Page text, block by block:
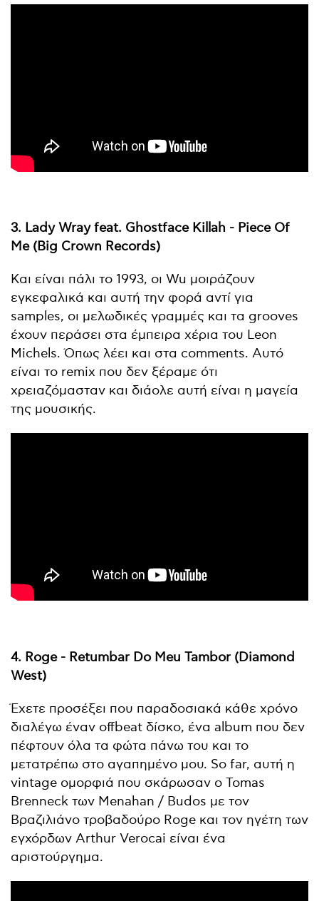
3. Lady Wray feat. Ghostface Killah - Piece Of
Me (Big Crown Records)
Και είναι πάλι το 1993, οι Wu μοιράζουν
εγκεφαλικά και αυτή την φορά αντί για
samples, οι μελωδικές γραμμές και τα grooves
έχουν περάσει στα έμπειρα χέρια του Leon
Michels. Όπως λέει και στα comments. Αυτό
είναι το remix που δεν ξέραμε ότι
χρειαζόμασταν και διάολε αυτή είναι η μαγεία
της μουσικής.
4. Roge - Retumbar Do Meu Tambor (Diamond
West)
Έχετε προσέξει που παραδοσιακά κάθε χρόνο
διαλέγω έναν offbeat δίσκο, ένα album που δεν
πέφτουν όλα τα φώτα πάνω του και το
μετατρέπω στο αγαπημένο μου. So far, αυτή η
vintage ομορφιά που σκάρωσαν ο Tomas
Brenneck των Menahan / Budos με τον
Βραζιλιάνο τροβαδούρο Roge και τον ηγέτη των
εγχόρδων Arthur Verocai είναι ένα
αριστούργημα.